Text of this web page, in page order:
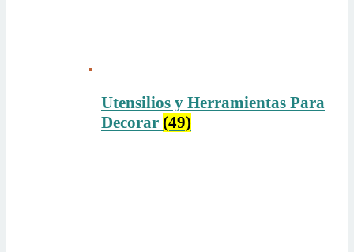
Utensilios y Herramientas Para
Decorar (49)